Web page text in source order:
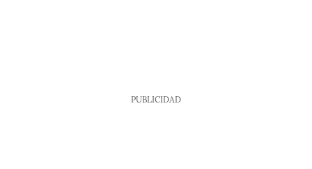
PUBLICIDAD